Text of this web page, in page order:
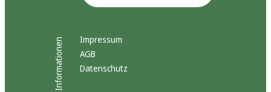
Informationen
Impressum
AGB
Datenschutz